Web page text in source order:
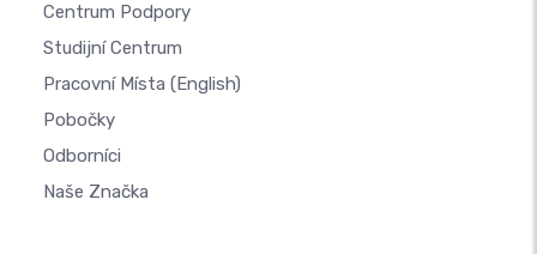
Centrum Podpory
Studijní Centrum
Pracovní Místa (English)
Pobočky
Odborníci
Naše Značka